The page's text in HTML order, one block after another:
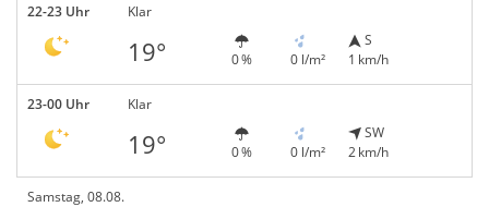
22-23 Uhr Klar
19° 0 % 0 l/m²
S
1 km/h
23-00 Uhr Klar
19° 0 % 0 l/m²
SW
2 km/h
Samstag, 08.08.